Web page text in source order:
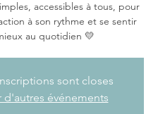
accessibles à tous, pour
à son rythme et se sentir
au quotidien 💛
sont closes
d'autres événements